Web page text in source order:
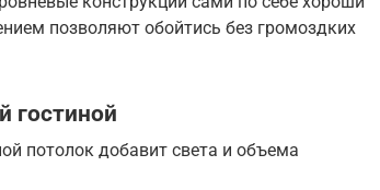
позволяют обойтись без громоздких
гостиной
потолок добавит света и объема